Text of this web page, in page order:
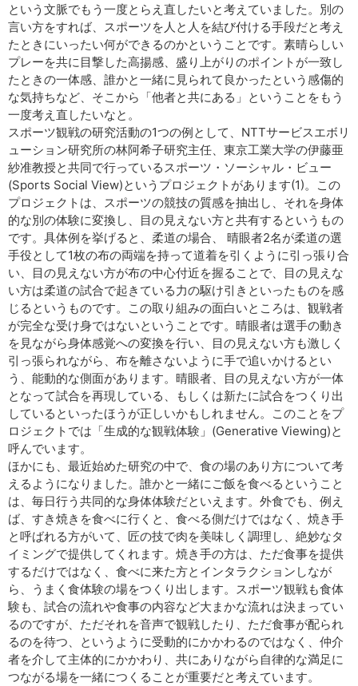
という文脈でもう一度とらえ直したいと考えていました。別の
言い方をすれば、スポーツを人と人を結び付ける手段だと考え
たときにいったい何ができるのかということです。素晴らしい
プレーを共に目撃した高揚感、盛り上がりのポイントが一致し
たときの一体感、誰かと一緒に見られて良かったという感傷的
な気持ちなど、そこから「他者と共にある」ということをもう
一度考え直したいなと。
スポーツ観戦の研究活動の1つの例として、NTTサービスエボリ
ューション研究所の林阿希子研究主任、東京工業大学の伊藤亜
紗准教授と共同で行っているスポーツ・ソーシャル・ビュー
(Sports Social View)というプロジェクトがあります(1)。この
プロジェクトは、スポーツの競技の質感を抽出し、それを身体
的な別の体験に変換し、目の見えない方と共有するというもの
です。具体例を挙げると、柔道の場合、 晴眼者2名が柔道の選
手役として1枚の布の両端を持って道着を引くように引っ張り合
い、目の見えない方が布の中心付近を握ることで、目の見えな
い方は柔道の試合で起きている力の駆け引きといったものを感
じるというものです。この取り組みの面白いところは、観戦者
が完全な受け身ではないということです。晴眼者は選手の動き
を見ながら身体感覚への変換を行い、目の見えない方も激しく
引っ張られながら、布を離さないように手で追いかけるとい
う、能動的な側面があります。晴眼者、目の見えない方が一体
となって試合を再現している、もしくは新たに試合をつくり出
しているといったほうが正しいかもしれません。このことをプ
ロジェクトでは「生成的な観戦体験」(Generative Viewing)と
呼んでいます。
ほかにも、最近始めた研究の中で、食の場のあり方について考
えるようになりました。誰かと一緒にご飯を食べるということ
は、毎日行う共同的な身体体験だといえます。外食でも、例え
ば、すき焼きを食べに行くと、食べる側だけではなく、焼き手
と呼ばれる方がいて、匠の技で肉を美味しく調理し、絶妙なタ
イミングで提供してくれます。焼き手の方は、ただ食事を提供
するだけではなく、食べに来た方とインタラクションしなが
ら、うまく食体験の場をつくり出します。スポーツ観戦も食体
験も、試合の流れや食事の内容など大まかな流れは決まってい
るのですが、ただそれを音声で観戦したり、ただ食事が配られ
るのを待つ、というように受動的にかかわるのではなく、仲介
者を介して主体的にかかわり、共にありながら自律的な満足に
つながる場を一緒につくることが重要だと考えています。